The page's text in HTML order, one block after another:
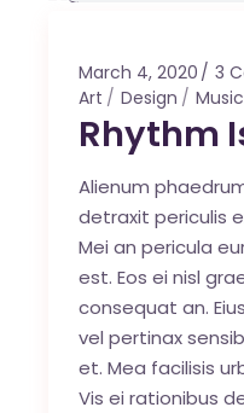
March 4, 2020 3
Art
Design Music
Rhythm
Alienum
detraxit periculis
Mei an pericula
est. Eos ei nisl
consequat an.
vel pertinax
et. Mea facilisis
Vis ei rationibus